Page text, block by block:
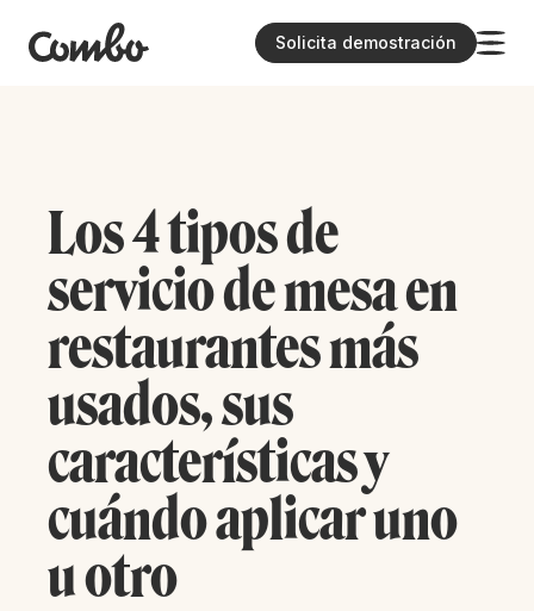
Solicita demostración
Los 4 tipos de
servicio de mesa en
restaurantes más
usados, sus
características y
cuándo aplicar uno
u otro